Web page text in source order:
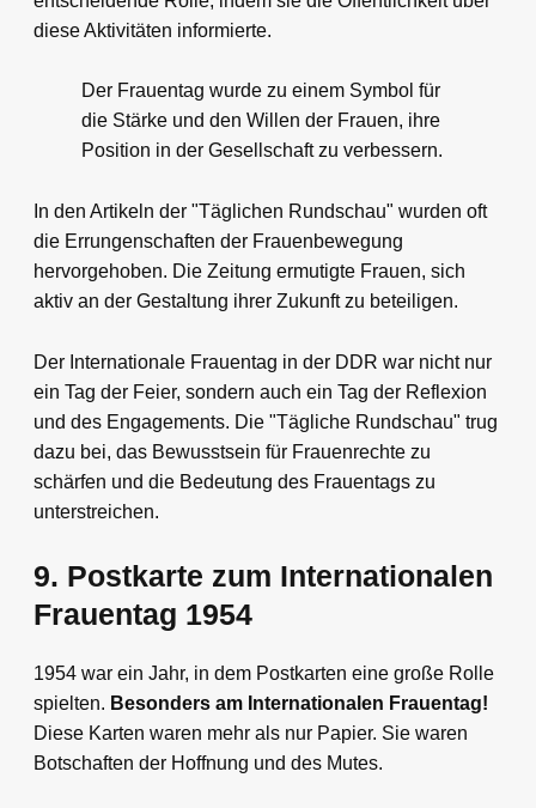
diese Aktivitäten informierte.
Der Frauentag wurde zu einem Symbol für
die Stärke und den Willen der Frauen, ihre
Position in der Gesellschaft zu verbessern.
In den Artikeln der "Täglichen Rundschau" wurden oft
die Errungenschaften der Frauenbewegung
hervorgehoben. Die Zeitung ermutigte Frauen, sich
aktiv an der Gestaltung ihrer Zukunft zu beteiligen.
Der Internationale Frauentag in der DDR war nicht nur
ein Tag der Feier, sondern auch ein Tag der Reflexion
und des Engagements. Die "Tägliche Rundschau" trug
dazu bei, das Bewusstsein für Frauenrechte zu
schärfen und die Bedeutung des Frauentags zu
unterstreichen.
9. Postkarte zum Internationalen
Frauentag 1954
1954 war ein Jahr, in dem Postkarten eine große Rolle
spielten. Besonders am Internationalen Frauentag!
Diese Karten waren mehr als nur Papier. Sie waren
Botschaften der Hoffnung und des Mutes.